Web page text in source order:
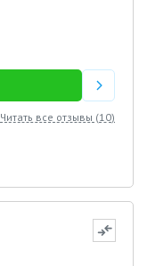
Читать все отзывы (10)